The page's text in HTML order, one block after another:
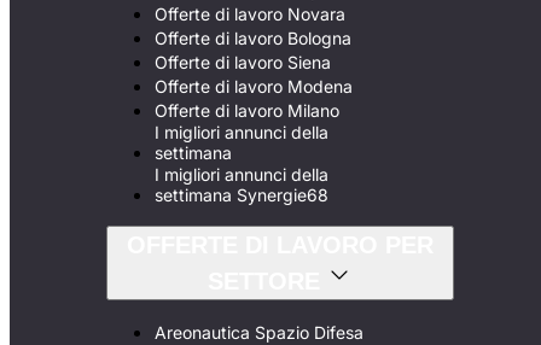
Offerte di lavoro Novara
Offerte di lavoro Bologna
Offerte di lavoro Siena
Offerte di lavoro Modena
Offerte di lavoro Milano
I migliori annunci della
settimana
I migliori annunci della
settimana Synergie68
Areonautica Spazio Difesa